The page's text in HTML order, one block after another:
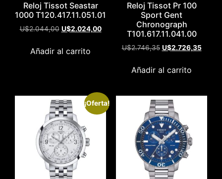
Reloj Tissot Seastar
1000 T120.417.11.051.01
U$2.044,00 U$2.024,00
Añadir al carrito
Reloj Tissot Pr 100
Sport Gent
Chronograph
T101.617.11.041.00
U$2.746,35 U$2.726,35
Añadir al carrito
¡Oferta!